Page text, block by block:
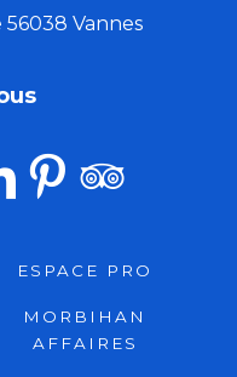
Vannes
ESPACE PRO
MORBIHAN
AFFAIRES